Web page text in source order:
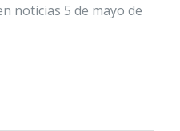
noticias 5 de mayo de